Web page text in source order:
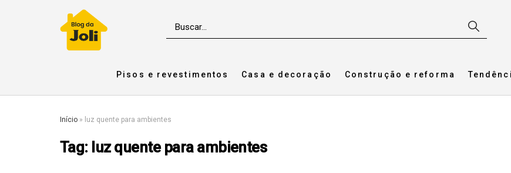
Pisos e revestimentos Casa e decoração Construção e reforma
Início » luz quente para ambientes
Tag: luz quente para ambientes